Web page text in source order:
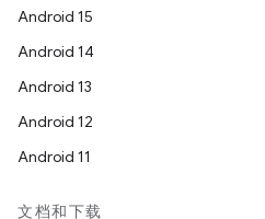
Android 15
Android 14
Android 13
Android 12
Android 11
文档和下载